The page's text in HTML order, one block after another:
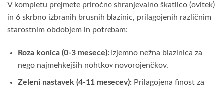
V kompletu prejmete priročno shranjevalno škatlico (ovitek)
in 6 skrbno izbranih brusnih blazinic, prilagojenih različnim
starostnim obdobjem in potrebam:
Roza konica (0-3 mesece):Izjemno nežna blazinica za
nego najmehkejših nohtkov novorojenčkov.
Zeleni nastavek (4-11 mesecev):Prilagojena finost za